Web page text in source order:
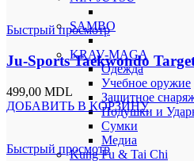
SAMBO
KRAV-MAGA
Одежда
Учебное оружие
Защитное
Подушки и
Сумки
Медиа
Kung Fu & Tai Chi
Быстрый просмотр
Ju-Sports Taekwondo
499,00 MDL
ДОБАВИТЬ В КОРЗИНУ
Быстрый просмотр